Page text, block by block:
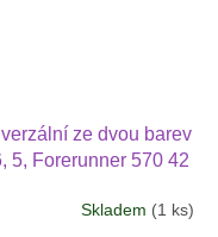
ze dvou barev
5, Forerunner 570 42
Skladem (1 ks)